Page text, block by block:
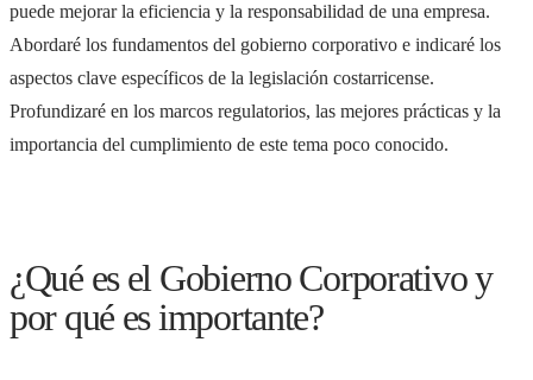
puede mejorar la eficiencia y la responsabilidad de una empresa.
Abordaré los fundamentos del gobierno corporativo e indicaré los
aspectos clave específicos de la legislación costarricense.
Profundizaré en los marcos regulatorios, las mejores prácticas y la
importancia del cumplimiento de este tema poco conocido.
¿Qué es el Gobierno Corporativo y
por qué es importante?